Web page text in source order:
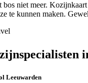
bos niet meer.
te kunnen maken.
Leeuwarden